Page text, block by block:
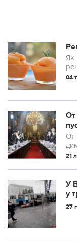
Як
04
От
От
21
У
у
27